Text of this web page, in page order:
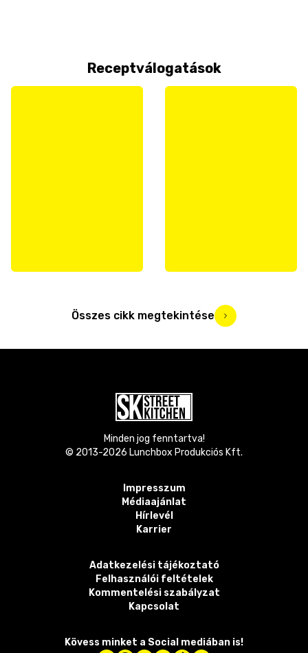
Receptválogatások
Összes cikk megtekintése
Minden jog fenntartva!
© 2013-2026 Lunchbox Produkciós Kft.
Impresszum
Médiaajánlat
Hírlevél
Karrier
Adatkezelési tájékoztató
Felhasználói feltételek
Kommentelési szabályzat
Kapcsolat
Kövess minket a Social mediában is!